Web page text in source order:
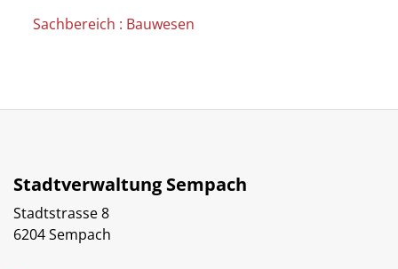
Sachbereich : Bauwesen
Stadtverwaltung Sempach
Stadtstrasse 8
6204 Sempach